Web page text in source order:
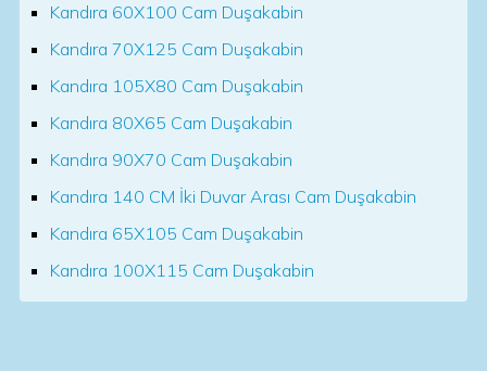
Kandıra 60X100 Cam Duşakabin
Kandıra 70X125 Cam Duşakabin
Kandıra 105X80 Cam Duşakabin
Kandıra 80X65 Cam Duşakabin
Kandıra 90X70 Cam Duşakabin
Kandıra 140 CM İki Duvar Arası Cam Duşakabin
Kandıra 65X105 Cam Duşakabin
Kandıra 100X115 Cam Duşakabin